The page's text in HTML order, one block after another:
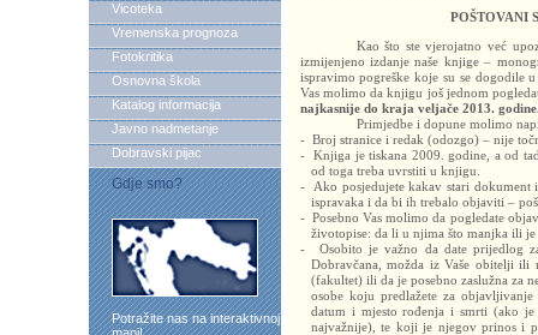
Vicoteka
Vremenska prognoza
Fotokritika
Osnovna škola
Katalog informacija
Javno nadmetanje
Dobravski pijac
Gdje smo?
Potražite nas na interaktivnoj
POŠTOVANI
Kao što ste vjerojatno već
izmijenjeno izdanje naše knjige –
ispravimo pogreške koje su se dogodile
Vas molimo da knjigu još jednom
najkasnije do kraja veljače 2013.
Primjedbe i dopune molimo
- Broj stranice i redak (odozgo) – nije
-
Knjiga je tiskana 2009. godine, a od
od toga treba uvrstiti u knjigu.
-
Ako posjedujete kakav stari
ispravaka i da bi ih trebalo objaviti –
- Posebno Vas molimo da pogledate
životopise: da li u njima što manjka ili
-
Osobito je važno da date prijedlog
Dobravčana, možda iz Vaše obitelji
(fakultet) ili da je posebno zaslužna za
osobe koju predlažete za
datum i mjesto rođenja i smrti (ako
najvažnije), te koji je njegov prinos i